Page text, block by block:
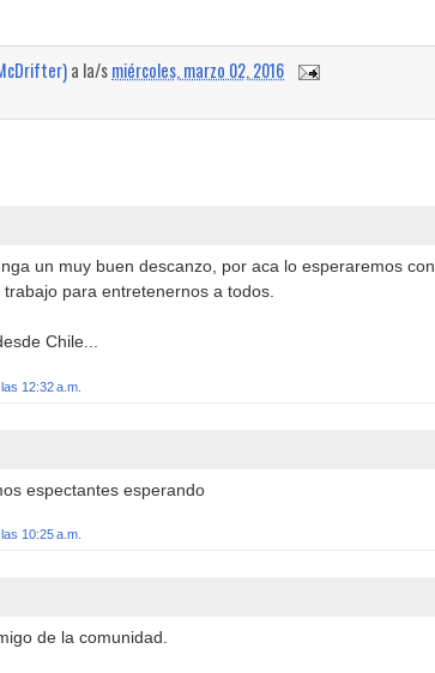
a la/smiércoles, marzo 02, 2016
un muy buen descanzo, por aca lo esperaremos con
para entretenernos a todos.
Chile...
12:32 a.m.
espectantes esperando
10:25 a.m.
de la comunidad.